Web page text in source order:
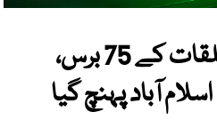
پاک چین سفارتی تعلقات کے 75 برس،
آباد پہنچ گیا